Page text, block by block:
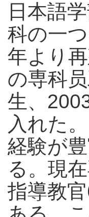
日本語
科の一
年より
の専科
生、
入れた
経験が
る。現
指導教